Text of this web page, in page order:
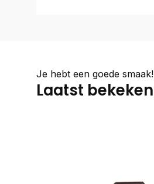
Je hebt een goede smaak!
Laatst bekeken